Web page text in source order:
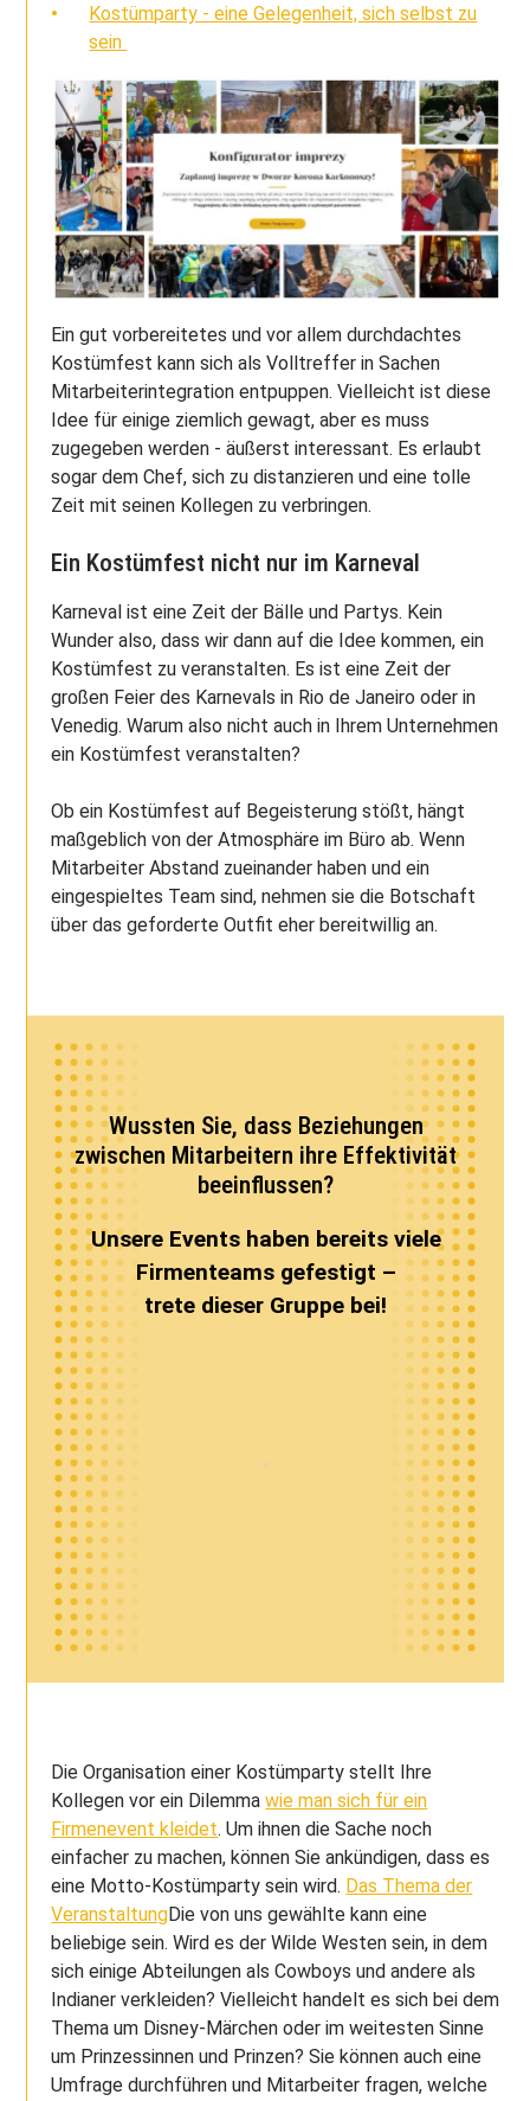
Kostümparty - eine Gelegenheit, sich selbst zu
sein
Ein gut vorbereitetes und vor allem durchdachtes
Kostümfest kann sich als Volltreffer in Sachen
Mitarbeiterintegration entpuppen. Vielleicht ist diese
Idee für einige ziemlich gewagt, aber es muss
zugegeben werden - äußerst interessant. Es erlaubt
sogar dem Chef, sich zu distanzieren und eine tolle
Zeit mit seinen Kollegen zu verbringen.
Ein Kostümfest nicht nur im Karneval
Karneval ist eine Zeit der Bälle und Partys. Kein
Wunder also, dass wir dann auf die Idee kommen, ein
Kostümfest zu veranstalten. Es ist eine Zeit der
großen Feier des Karnevals in Rio de Janeiro oder in
Venedig. Warum also nicht auch in Ihrem Unternehmen
ein Kostümfest veranstalten?
Ob ein Kostümfest auf Begeisterung stößt, hängt
maßgeblich von der Atmosphäre im Büro ab. Wenn
Mitarbeiter Abstand zueinander haben und ein
eingespieltes Team sind, nehmen sie die Botschaft
über das geforderte Outfit eher bereitwillig an.
Wussten Sie, dass Beziehungen
zwischen Mitarbeitern ihre Effektivität
beeinflussen?
Unsere Events haben bereits viele
Firmenteams gefestigt –
trete dieser Gruppe bei!
Die Organisation einer Kostümparty stellt Ihre
Kollegen vor ein Dilemmawie man sich für ein
Firmenevent kleidet. Um ihnen die Sache noch
einfacher zu machen, können Sie ankündigen, dass es
eine Motto-Kostümparty sein wird. Das Thema der
VeranstaltungDie von uns gewählte kann eine
beliebige sein. Wird es der Wilde Westen sein, in dem
sich einige Abteilungen als Cowboys und andere als
Indianer verkleiden? Vielleicht handelt es sich bei dem
Thema um Disney-Märchen oder im weitesten Sinne
um Prinzessinnen und Prinzen? Sie können auch eine
Umfrage durchführen und Mitarbeiter fragen, welche